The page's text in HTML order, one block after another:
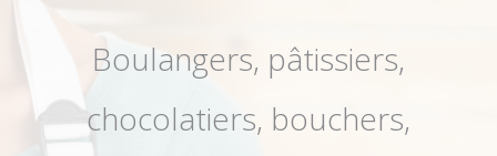
Boulangers, pâtissiers,
chocolatiers, bouchers,